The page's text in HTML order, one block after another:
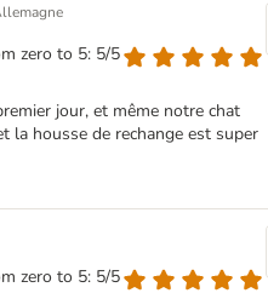
zero to 5: 5/5
jour, et même notre chat
la housse de rechange est super
zero to 5: 5/5